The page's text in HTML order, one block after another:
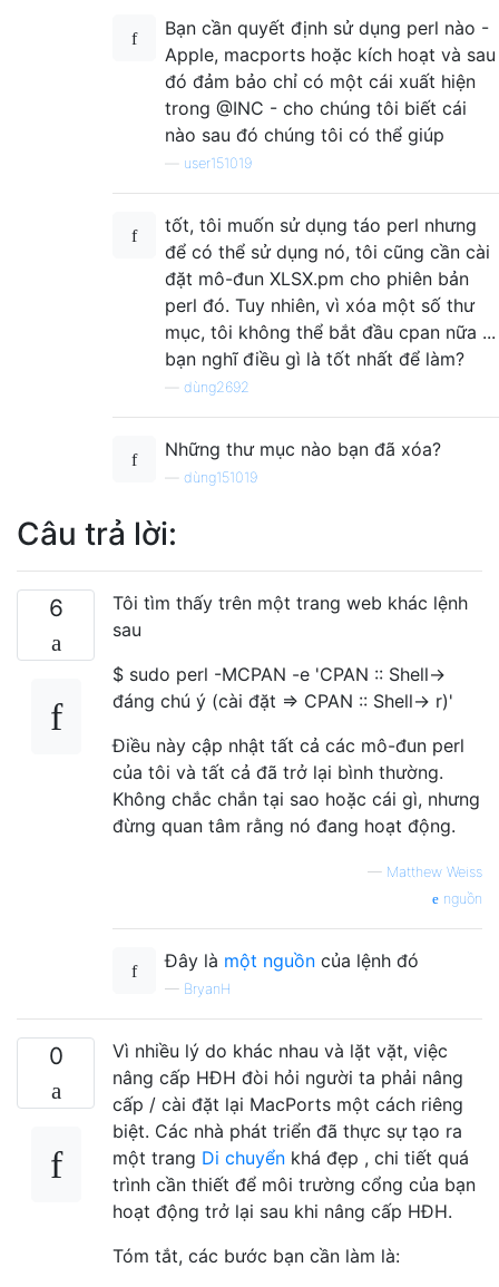
Bạn cần quyết định sử dụng perl nào -
Apple, macports hoặc kích hoạt và sau
đó đảm bảo chỉ có một cái xuất hiện
trong @INC - cho chúng tôi biết cái
nào sau đó chúng tôi có thể giúp
user151019
tốt, tôi muốn sử dụng táo perl nhưng
để có thể sử dụng nó, tôi cũng cần cài
đặt mô-đun XLSX.pm cho phiên bản
perl đó. Tuy nhiên, vì xóa một số thư
mục, tôi không thể bắt đầu cpan nữa ...
bạn nghĩ điều gì là tốt nhất để làm?
dùng2692
Những thư mục nào bạn đã xóa?
dùng151019
Câu trả lời:
6
Tôi tìm thấy trên một trang web khác lệnh
sau
$ sudo perl -MCPAN -e 'CPAN :: Shell->
đáng chú ý (cài đặt => CPAN :: Shell-> r)'
Điều này cập nhật tất cả các mô-đun perl
của tôi và tất cả đã trở lại bình thường.
Không chắc chắn tại sao hoặc cái gì, nhưng
đừng quan tâm rằng nó đang hoạt động.
— Matthew Weiss
nguồn
Đây là một nguồn của lệnh đó
— BryanH
0
Vì nhiều lý do khác nhau và lặt vặt, việc
nâng cấp HĐH đòi hỏi người ta phải nâng
cấp / cài đặt lại MacPorts một cách riêng
biệt. Các nhà phát triển đã thực sự tạo ra
một trang Di chuyển khá đẹp , chi tiết quá
trình cần thiết để môi trường cổng của bạn
hoạt động trở lại sau khi nâng cấp HĐH.
Tóm tắt, các bước bạn cần làm là: